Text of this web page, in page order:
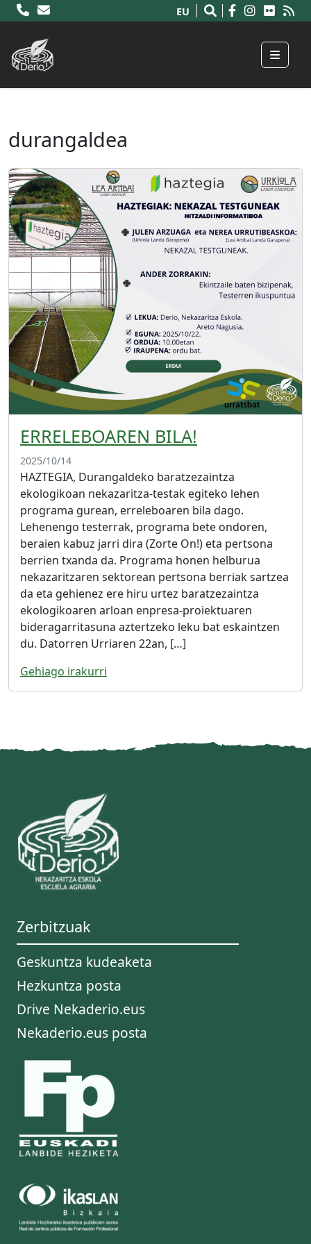
EU
Menu
durangaldea
ERRELEBOAREN BILA!
2025/10/14
HAZTEGIA, Durangaldeko baratzezaintza
ekologikoan nekazaritza-testak egiteko lehen
programa gurean, erreleboaren bila dago.
Lehenengo testerrak, programa bete ondoren,
beraien kabuz jarri dira (Zorte On!) eta pertsona
berrien txanda da. Programa honen helburua
nekazaritzaren sektorean pertsona berriak sartzea
da eta gehienez ere hiru urtez baratzezaintza
ekologikoaren arloan enpresa-proiektuaren
bideragarritasuna aztertzeko leku bat eskaintzen
du. Datorren Urriaren 22an, […]
Gehiago irakurri
Zerbitzuak
Geskuntza kudeaketa
Hezkuntza posta
Drive Nekaderio.eus
Nekaderio.eus posta